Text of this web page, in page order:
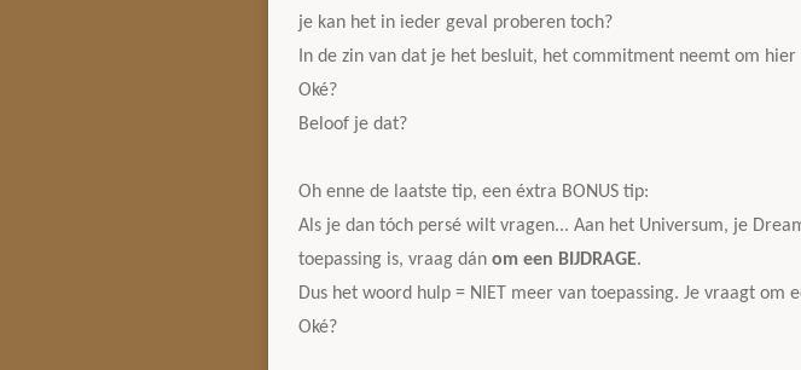
je kan het in ieder geval proberen toch?
In de zin van dat je het besluit, het commitment neemt om hier
Oké?
Beloof je dat?
Oh enne de laatste tip, een éxtra BONUS tip:
Als je dan tóch persé wilt vragen... Aan het Universum, je
toepassing is, vraag dán om een BIJDRAGE.
Dus het woord hulp = NIET meer van toepassing. Je vraagt om
Oké?